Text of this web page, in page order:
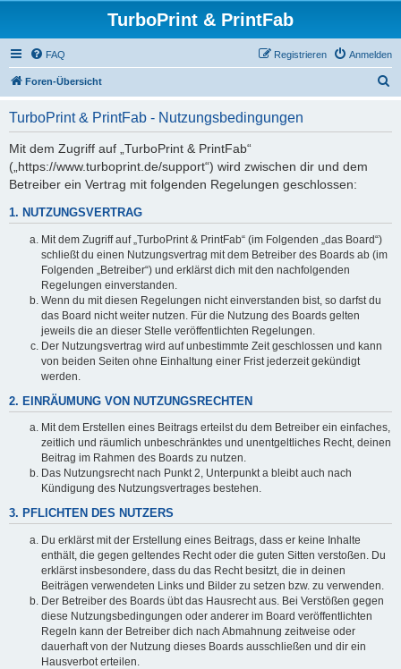
TurboPrint & PrintFab
FAQ Anmelden
Registrieren
Foren-Übersicht
TurboPrint & PrintFab - Nutzungsbedingungen
Mit dem Zugriff auf „TurboPrint & PrintFab“
(„https://www.turboprint.de/support“) wird zwischen dir und dem
Betreiber ein Vertrag mit folgenden Regelungen geschlossen:
1. NUTZUNGSVERTRAG
Mit dem Zugriff auf „TurboPrint & PrintFab“ (im Folgenden „das Board“)
schließt du einen Nutzungsvertrag mit dem Betreiber des Boards ab (im
Folgenden „Betreiber“) und erklärst dich mit den nachfolgenden
Regelungen einverstanden.
Wenn du mit diesen Regelungen nicht einverstanden bist, so darfst du
das Board nicht weiter nutzen. Für die Nutzung des Boards gelten
jeweils die an dieser Stelle veröffentlichten Regelungen.
Der Nutzungsvertrag wird auf unbestimmte Zeit geschlossen und kann
von beiden Seiten ohne Einhaltung einer Frist jederzeit gekündigt
werden.
2. EINRÄUMUNG VON NUTZUNGSRECHTEN
Mit dem Erstellen eines Beitrags erteilst du dem Betreiber ein einfaches,
zeitlich und räumlich unbeschränktes und unentgeltliches Recht, deinen
Beitrag im Rahmen des Boards zu nutzen.
Das Nutzungsrecht nach Punkt 2, Unterpunkt a bleibt auch nach
Kündigung des Nutzungsvertrages bestehen.
3. PFLICHTEN DES NUTZERS
Du erklärst mit der Erstellung eines Beitrags, dass er keine Inhalte
enthält, die gegen geltendes Recht oder die guten Sitten verstoßen. Du
erklärst insbesondere, dass du das Recht besitzt, die in deinen
Beiträgen verwendeten Links und Bilder zu setzen bzw. zu verwenden.
Der Betreiber des Boards übt das Hausrecht aus. Bei Verstößen gegen
diese Nutzungsbedingungen oder anderer im Board veröffentlichten
Regeln kann der Betreiber dich nach Abmahnung zeitweise oder
dauerhaft von der Nutzung dieses Boards ausschließen und dir ein
Hausverbot erteilen.